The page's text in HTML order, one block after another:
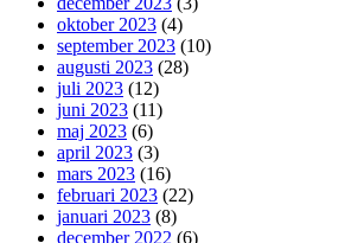
oktober 2023 (4)
september 2023 (10)
augusti 2023 (28)
juli 2023 (12)
juni 2023 (11)
maj 2023 (6)
april 2023 (3)
mars 2023 (16)
februari 2023 (22)
januari 2023 (8)
december 2022 (6)